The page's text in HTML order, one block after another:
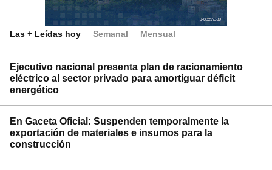
Las + Leídas hoy Semanal Mensual
Ejecutivo nacional presenta plan de racionamiento
eléctrico al sector privado para amortiguar déficit
energético
En Gaceta Oficial: Suspenden temporalmente la
exportación de materiales e insumos para la
construcción